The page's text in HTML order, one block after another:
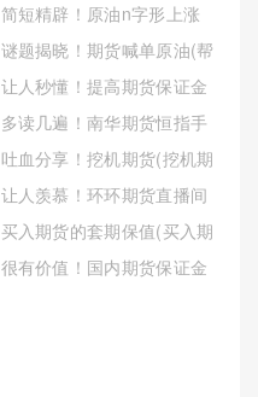
简短精辟！原油n字形上涨
(原油k线)
谜题揭晓！期货喊单原油(帮
助投资者更好地理解和利用
这一工具)
让人秒懂！提高期货保证金
（根据不同的合约和市场条
件）
多读几遍！南华期货恒指手
续费(南华期货转账时间)
吐血分享！挖机期货(挖机期
货什么意思)
让人羡慕！环环期货直播间
喊单：专业指导与风险并存
买入期货的套期保值(买入期
货的套期保值怎么算)
很有价值！国内期货保证金